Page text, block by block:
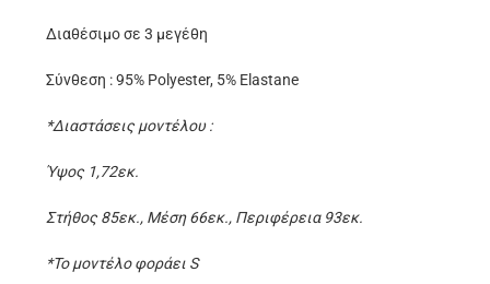
Διαθέσιμο σε 3 μεγέθη
Σύνθεση : 95% Polyester, 5% Elastane
*Διαστάσεις μοντέλου :
Ύψος 1,72εκ.
Στήθος 85εκ., Μέση 66εκ., Περιφέρεια 93εκ.
*Το μοντέλο φοράει S